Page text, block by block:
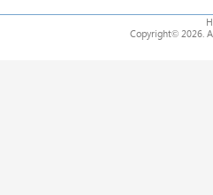
Copyright©2026.